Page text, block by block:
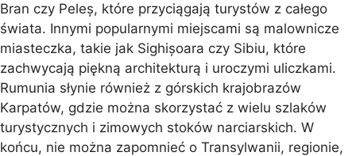
Bran czy Peleș, które przyciągają turystów z całego
świata. Innymi popularnymi miejscami są malownicze
miasteczka, takie jak Sighișoara czy Sibiu, które
zachwycają piękną architekturą i uroczymi uliczkami.
Rumunia słynie również z górskich krajobrazów
Karpatów, gdzie można skorzystać z wielu szlaków
turystycznych i zimowych stoków narciarskich. W
końcu, nie można zapomnieć o Transylwanii, regionie,